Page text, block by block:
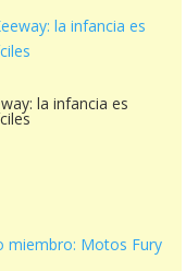
la infancia es